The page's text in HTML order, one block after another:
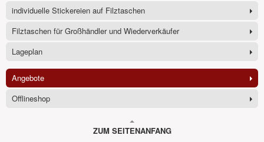
individuelle Stickereien auf Filztaschen
Filztaschen für Großhändler und Wiederverkäufer
Lageplan
Angebote
Offlineshop
ZUM SEITENANFANG